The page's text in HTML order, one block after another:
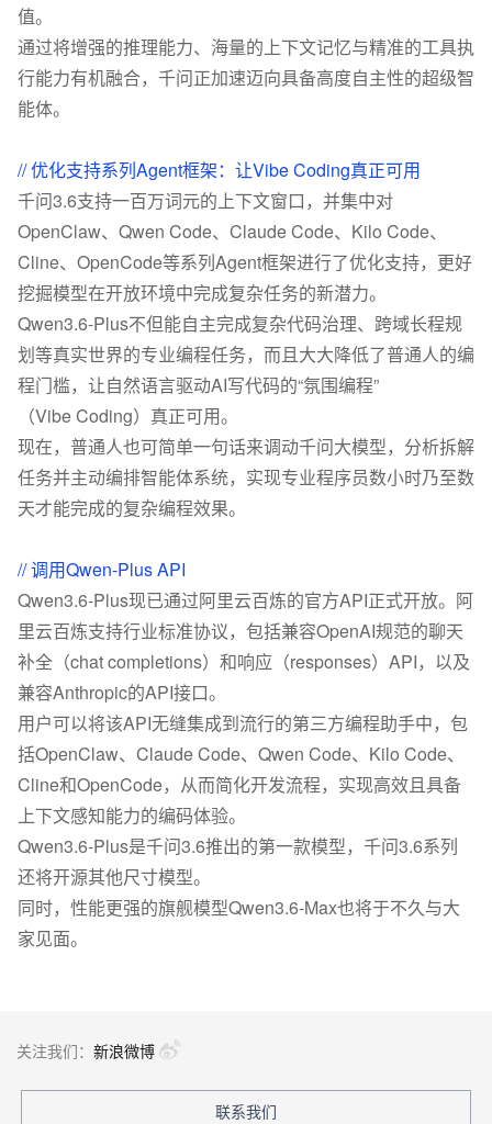
值。
通过将增强的推理能力、海量的上下文记忆与精准的工具执
行能力有机融合，千问正加速迈向具备高度自主性的超级智
能体。
// 优化支持系列Agent框架：让Vibe Coding真正可用
千问3.6支持一百万词元的上下文窗口，并集中对
OpenClaw、Qwen Code、Claude Code、Kilo Code、
Cline、OpenCode等系列Agent框架进行了优化支持，更好
挖掘模型在开放环境中完成复杂任务的新潜力。
Qwen3.6-Plus不但能自主完成复杂代码治理、跨域长程规
划等真实世界的专业编程任务，而且大大降低了普通人的编
程门槛，让自然语言驱动AI写代码的“氛围编程”
（Vibe Coding）真正可用。
现在，普通人也可简单一句话来调动千问大模型，分析拆解
任务并主动编排智能体系统，实现专业程序员数小时乃至数
天才能完成的复杂编程效果。
// 调用Qwen-Plus API
Qwen3.6-Plus现已通过阿里云百炼的官方API正式开放。阿
里云百炼支持行业标准协议，包括兼容OpenAI规范的聊天
补全（chat completions）和响应（responses）API，以及
兼容Anthropic的API接口。
用户可以将该API无缝集成到流行的第三方编程助手中，包
括OpenClaw、Claude Code、Qwen Code、Kilo Code、
Cline和OpenCode，从而简化开发流程，实现高效且具备
上下文感知能力的编码体验。
Qwen3.6-Plus是千问3.6推出的第一款模型，千问3.6系列
还将开源其他尺寸模型。
同时，性能更强的旗舰模型Qwen3.6-Max也将于不久与大
家见面。